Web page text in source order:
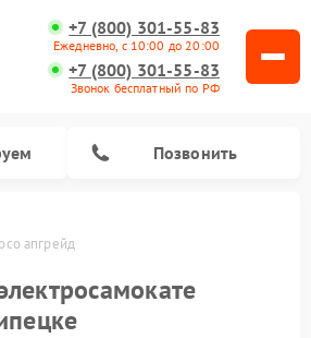
+7 (800) 301-55-83
Ежедневно, с 10:00 до 20:00
+7 (800) 301-55-83
Звонок бесплатный по РФ
Позвонить
апгрейд